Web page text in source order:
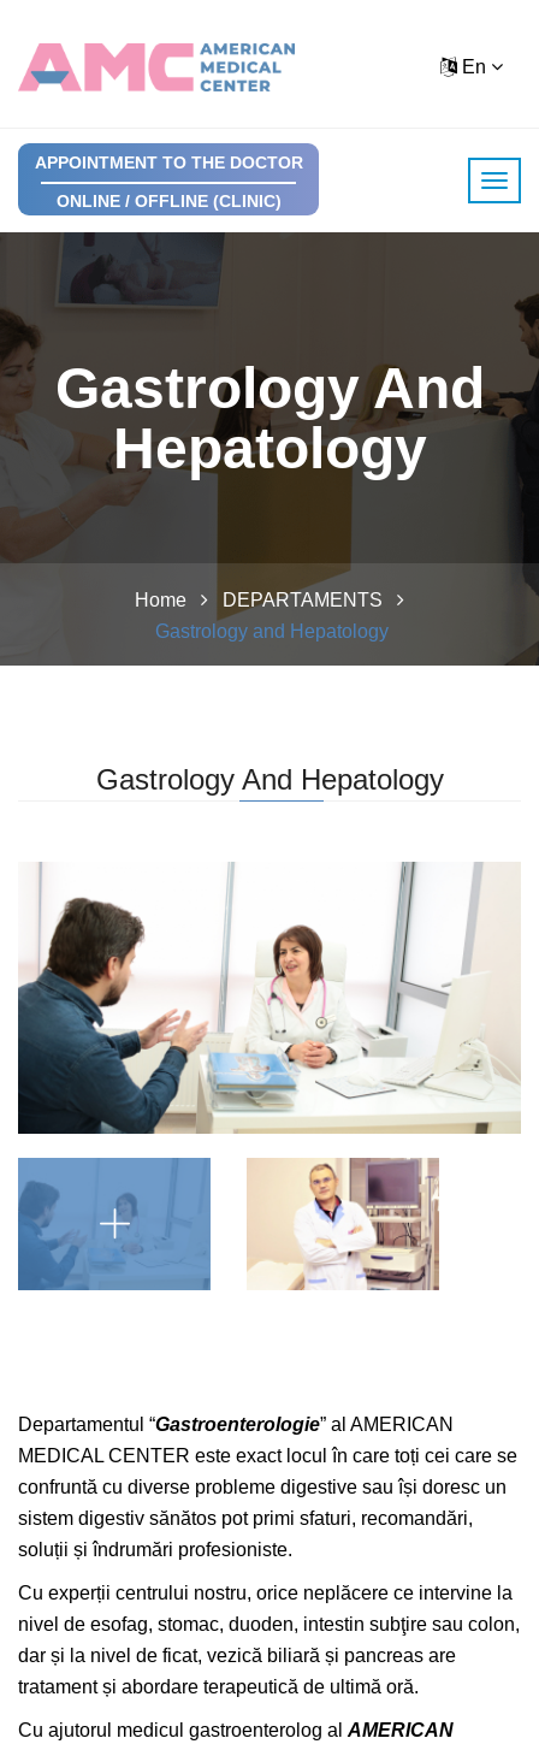
En
APPOINTMENT TO THE DOCTOR
ONLINE / OFFLINE (CLINIC)
Gastrology And
Hepatology
Home
DEPARTAMENTS
Gastrology and Hepatology
Gastrology And Hepatology
Departamentul “Gastroenterologie” al AMERICAN
MEDICAL CENTER este exact locul în care toți cei care se
confruntă cu diverse probleme digestive sau își doresc un
sistem digestiv sănătos pot primi sfaturi, recomandări,
soluții și îndrumări profesioniste.
Cu experții centrului nostru, orice neplăcere ce intervine la
nivel de esofag, stomac, duoden, intestin subţire sau colon,
dar și la nivel de ficat, vezică biliară și pancreas are
tratament și abordare terapeutică de ultimă oră.
Cu ajutorul medicul gastroenterolog al AMERICAN